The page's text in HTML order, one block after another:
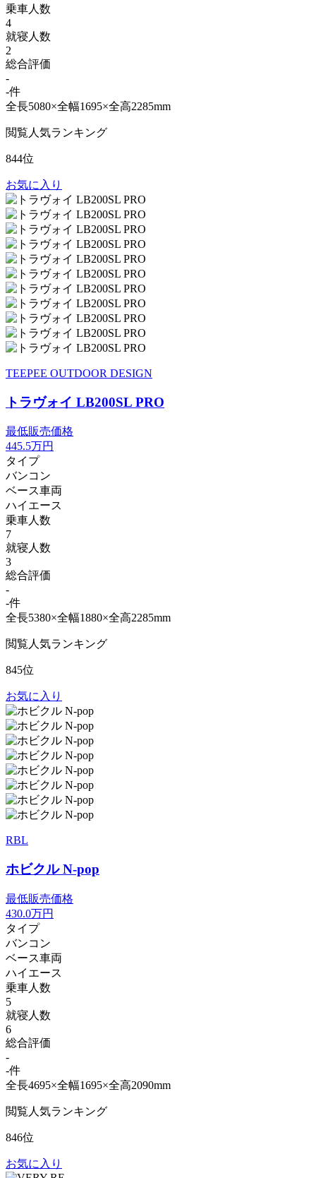
乗車人数
4
就寝人数
2
総合評価
-
-件
全長5080×全幅1695×全高2285mm
閲覧人気ランキング
844位
お気に入り
TEEPEE OUTDOOR DESIGN
トラヴォイ LB200SL PRO
最低販売価格
445.5万円
タイプ
バンコン
ベース車両
ハイエース
乗車人数
7
就寝人数
3
総合評価
-
-件
全長5380×全幅1880×全高2285mm
閲覧人気ランキング
845位
お気に入り
RBL
ホビクル N-pop
最低販売価格
430.0万円
タイプ
バンコン
ベース車両
ハイエース
乗車人数
5
就寝人数
6
総合評価
-
-件
全長4695×全幅1695×全高2090mm
閲覧人気ランキング
846位
お気に入り